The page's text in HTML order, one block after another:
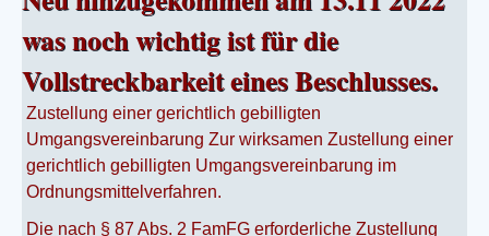
was noch wichtig ist für die
Vollstreckbarkeit eines Beschlusses.
Zustellung einer gerichtlich gebilligten
Umgangsvereinbarung Zur wirksamen Zustellung einer
gerichtlich gebilligten Umgangsvereinbarung im
Ordnungsmittelverfahren.
Die nach § 87 Abs. 2 FamFG erforderliche Zustellung